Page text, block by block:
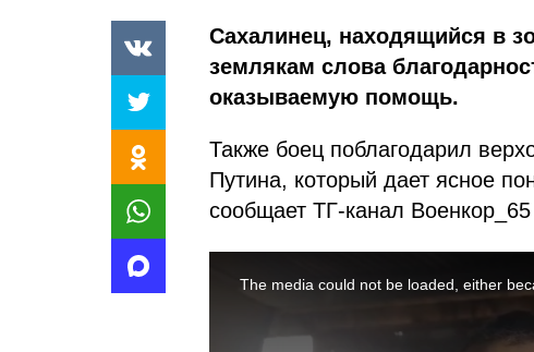
Сахалинец, находящийся в
землякам слова
оказываемую помощь.
Также боец поблагодарил
Путина, который дает ясное
сообщает ТГ-канал Военкор_65
The media could not be loaded, either